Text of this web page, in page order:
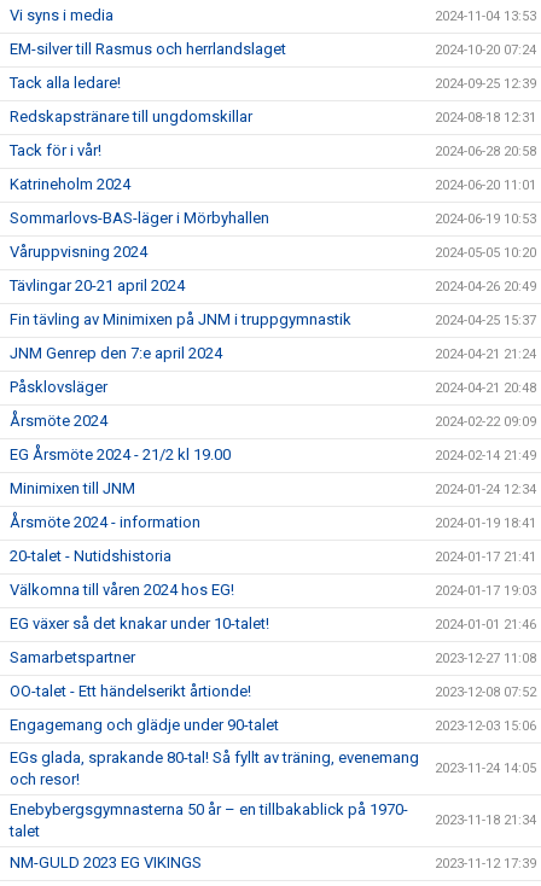
Vi syns i media 2024-11-04 13:53
EM-silver till Rasmus och herrlandslaget 2024-10-20 07:24
Tack alla ledare! 2024-09-25 12:39
Redskapstränare till ungdomskillar 2024-08-18 12:31
Tack för i vår! 2024-06-28 20:58
Katrineholm 2024 2024-06-20 11:01
Sommarlovs-BAS-läger i Mörbyhallen 2024-06-19 10:53
Våruppvisning 2024 2024-05-05 10:20
Tävlingar 20-21 april 2024 2024-04-26 20:49
Fin tävling av Minimixen på JNM i truppgymnastik 2024-04-25 15:37
JNM Genrep den 7:e april 2024 2024-04-21 21:24
Påsklovsläger 2024-04-21 20:48
Årsmöte 2024 2024-02-22 09:09
EG Årsmöte 2024 - 21/2 kl 19.00 2024-02-14 21:49
Minimixen till JNM 2024-01-24 12:34
Årsmöte 2024 - information 2024-01-19 18:41
20-talet - Nutidshistoria 2024-01-17 21:41
Välkomna till våren 2024 hos EG! 2024-01-17 19:03
EG växer så det knakar under 10-talet! 2024-01-01 21:46
Samarbetspartner 2023-12-27 11:08
OO-talet - Ett händelserikt årtionde! 2023-12-08 07:52
Engagemang och glädje under 90-talet 2023-12-03 15:06
EGs glada, sprakande 80-tal! Så fyllt av träning, evenemang
och resor!
2023-11-24 14:05
Enebybergsgymnasterna 50 år – en tillbakablick på 1970-
talet
2023-11-18 21:34
NM-GULD 2023 EG VIKINGS 2023-11-12 17:39